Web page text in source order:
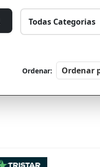
Ordenar: